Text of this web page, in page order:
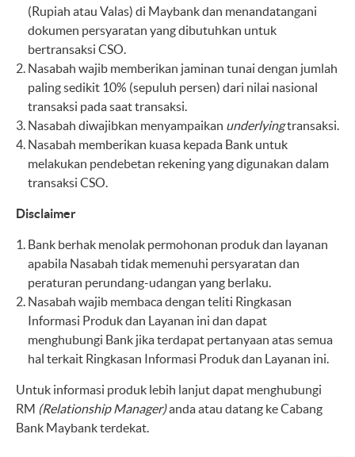
(Rupiah atau Valas) di Maybank dan menandatangani
dokumen persyaratan yang dibutuhkan untuk
bertransaksi CSO.
Nasabah wajib memberikan jaminan tunai dengan jumlah
paling sedikit 10% (sepuluh persen) dari nilai nasional
transaksi pada saat transaksi.
Nasabah diwajibkan menyampaikan underlyingtransaksi.
Nasabah memberikan kuasa kepada Bank untuk
melakukan pendebetan rekening yang digunakan dalam
transaksi CSO.
Disclaimer
Bank berhak menolak permohonan produk dan layanan
apabila Nasabah tidak memenuhi persyaratan dan
peraturan perundang-udangan yang berlaku.
Nasabah wajib membaca dengan teliti Ringkasan
Informasi Produk dan Layanan ini dan dapat
menghubungi Bank jika terdapat pertanyaan atas semua
hal terkait Ringkasan Informasi Produk dan Layanan ini.
Untuk informasi produk lebih lanjut dapat menghubungi
RM (Relationship Manager)anda atau datang ke Cabang
Bank Maybank terdekat.